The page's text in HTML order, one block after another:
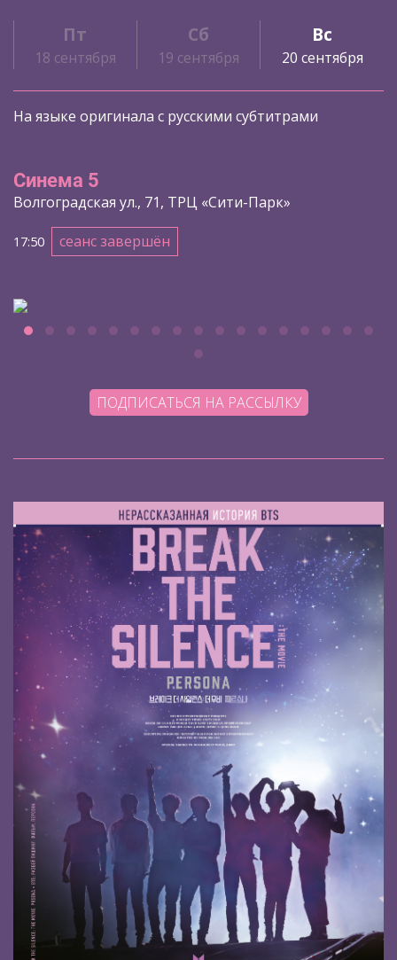
Пт
18 сентября
Сб
19 сентября
Вс
20 сентября
На языке оригинала с русскими субтитрами
Синема 5
Волгоградская ул., 71, ТРЦ «Сити-Парк»
17:50 сеанс завершён
ПОДПИСАТЬСЯ НА РАССЫЛКУ